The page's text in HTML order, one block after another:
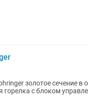
золотое сечение в
горелка с блоком